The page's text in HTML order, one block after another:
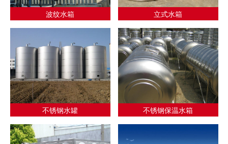
波纹水箱 立式水箱
不锈钢水罐 不锈钢保温水箱